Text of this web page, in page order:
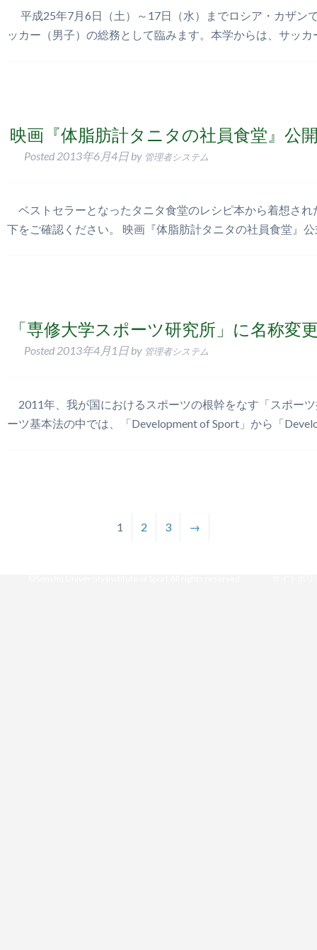
平成25年7月6日（土）～17日（水）までロシア・カザン
ッカー（男子）の総務として臨みます。本学からは、サッ
映画『体脂肪計タニタの社員食堂』公
Posted 2013年6月4日 by 管理者システム
ベストセラーとなったタニタ食堂のレシピ本から着想さ
下をご確認ください。 映画『体脂肪計タニタの社員食堂』
「専修大学スポーツ研究所」に名称変
Posted 2013年4月1日 by 管理者システム
2011年、我が国におけるスポーツの根幹をなす「スポー
ーツ基本法の中では、「Development of Sport」から「
1 2 3 →